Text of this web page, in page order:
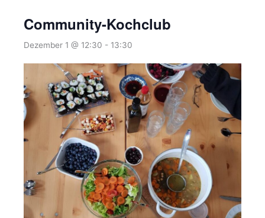
Community-Kochclub
Dezember 1 @ 12:30 - 13:30